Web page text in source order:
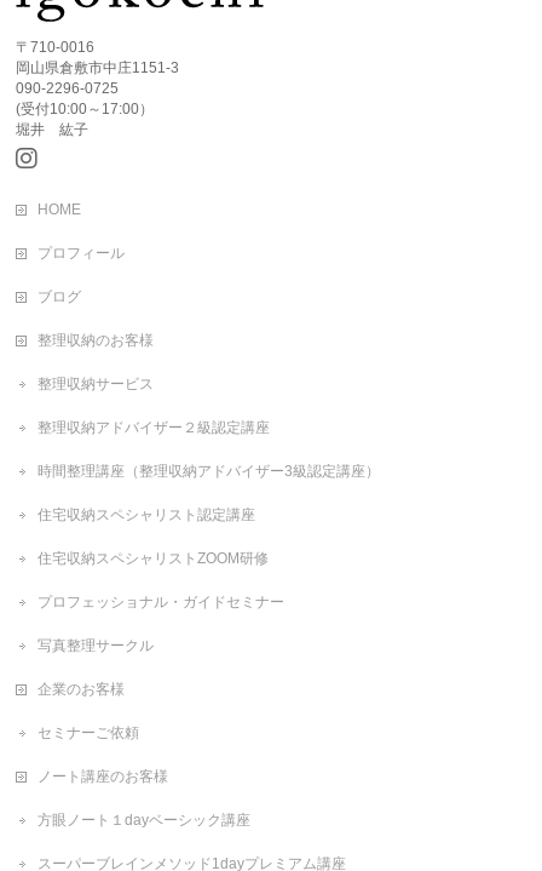
〒710-0016
岡山県倉敷市中庄1151-3
090-2296-0725
(受付10:00～17:00）
堀井 紘子
HOME
プロフィール
ブログ
整理収納のお客様
整理収納サービス
整理収納アドバイザー２級認定講座
時間整理講座（整理収納アドバイザー3級認定講座）
住宅収納スペシャリスト認定講座
住宅収納スペシャリストZOOM研修
プロフェッショナル・ガイドセミナー
写真整理サークル
企業のお客様
セミナーご依頼
ノート講座のお客様
方眼ノート１dayベーシック講座
スーパーブレインメソッド1dayプレミアム講座